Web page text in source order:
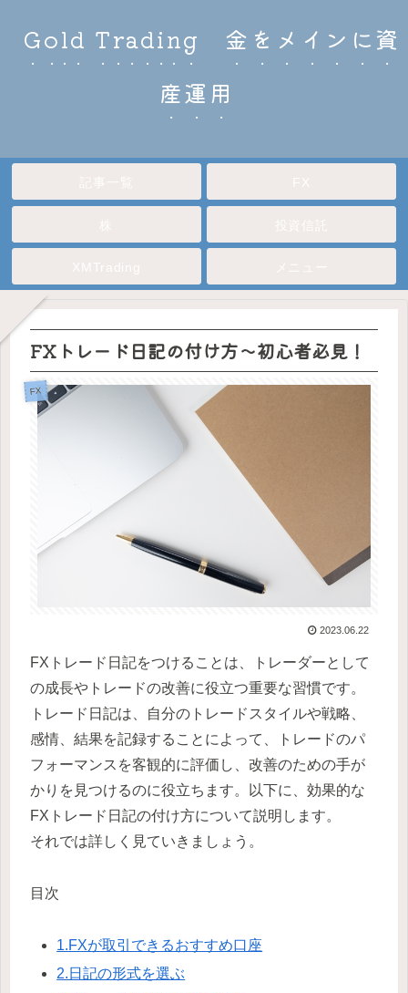
Gold Trading 金をメインに資
産運用
FXトレード日記の付け方～初心者必見！
FX
2023.06.22
FXトレード日記をつけることは、トレーダーとして
の成長やトレードの改善に役立つ重要な習慣です。
トレード日記は、自分のトレードスタイルや戦略、
感情、結果を記録することによって、トレードのパ
フォーマンスを客観的に評価し、改善のための手が
かりを見つけるのに役立ちます。以下に、効果的な
FXトレード日記の付け方について説明します。
それでは詳しく見ていきましょう。
目次
1.FXが取引できるおすすめ口座
2.日記の形式を選ぶ